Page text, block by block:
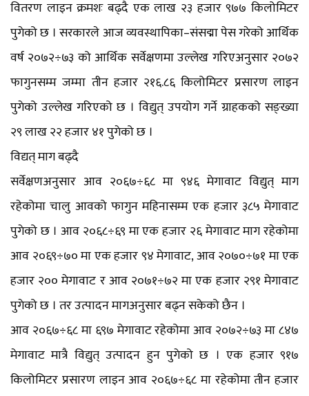
वितरण लाइन क्रमशः बढ्दै एक लाख २३ हजार ९७७ किलोमिटर
पुगेको छ । सरकारले आज व्यवस्थापिका–संसद्मा पेस गरेको आर्थिक
वर्ष २०७२÷७३ को आर्थिक सर्वेक्षणमा उल्लेख गरिएअनुसार २०७२
फागुनसम्म जम्मा तीन हजार २१६.८६ किलोमिटर प्रसारण लाइन
पुगेको उल्लेख गरिएको छ । विद्युत् उपयोग गर्ने ग्राहकको सङ्ख्या
२९ लाख २२ हजार ४१ पुगेको छ ।
विद्यत् माग बढ्दै
सर्वेक्षणअनुसार आव २०६७÷६८ मा ९४६ मेगावाट विद्युत् माग
रहेकोमा चालु आवको फागुन महिनासम्म एक हजार ३८५ मेगावाट
पुगेको छ । आव २०६८÷६९ मा एक हजार २६ मेगावाट माग रहेकोमा
आव २०६९÷७० मा एक हजार ९४ मेगावाट, आव २०७०÷७१ मा एक
हजार २०० मेगावाट र आव २०७१÷७२ मा एक हजार २९१ मेगावाट
पुगेको छ । तर उत्पादन मागअनुसार बढ्न सकेको छैन ।
आव २०६७÷६८ मा ६९७ मेगावाट रहेकोमा आव २०७२÷७३ मा ८४७
मेगावाट मात्रै विद्युत् उत्पादन हुन पुगेको छ । एक हजार ९१७
किलोमिटर प्रसारण लाइन आव २०६७÷६८ मा रहेकोमा तीन हजार